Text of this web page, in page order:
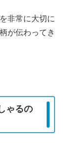
非常に大切に
が伝わってき
ゃるの